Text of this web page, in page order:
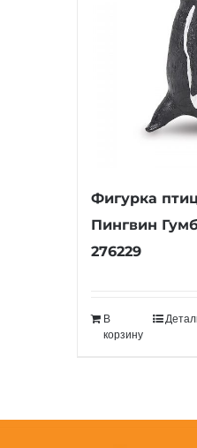
Фигурка
Пингвин
276229
В
корзину